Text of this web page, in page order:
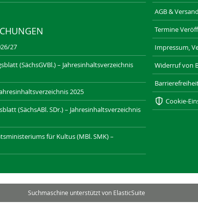
27
(SächsGVBl.) – Jahresinhaltsverzeichnis
2025
(SächsABl. SDr.) – Jahresinhaltsverzeichnis
für Kultus (MBl. SMK) –
AGB &
Termine
Impressum,
Widerruf von
Cookie-
Suchmaschine unterstützt von ElasticSuite